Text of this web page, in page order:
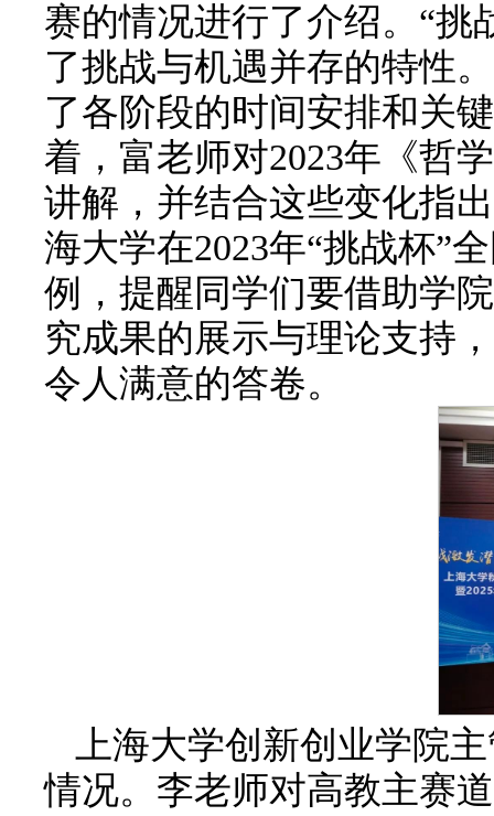
赛的情况进行了介绍。“挑
了挑战与机遇并存的特性
了各阶段的时间安排和关
着，富老师对2023年《哲
讲解，并结合这些变化指
海大学在2023年“挑战杯”
例，提醒同学们要借助学
究成果的展示与理论支持
令人满意的答卷。
上海大学创新创业学院
情况。李老师对高教主赛